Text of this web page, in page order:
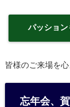
パッショ
皆様のご来場を
忘年会、